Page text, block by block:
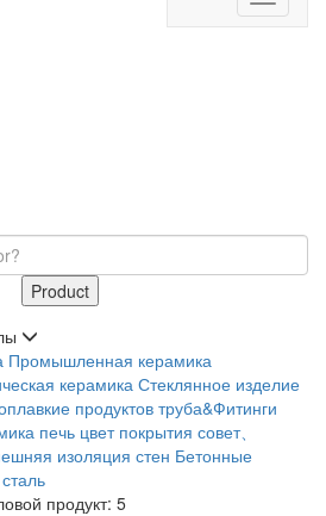
Product
Промышленная керамика
керамика Стеклянное изделие
продуктов труба&Фитинги
печь цвет покрытия совет、
изоляция стен Бетонные
сталь
продукт: 5